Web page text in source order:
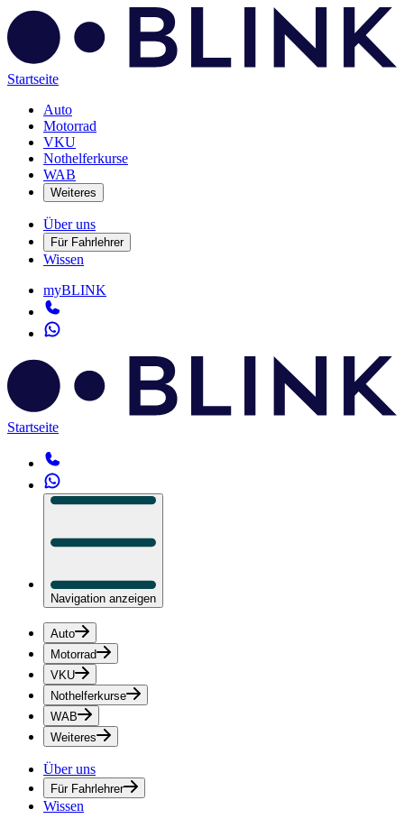
Startseite
Auto
Motorrad
VKU
Nothelferkurse
WAB
Weiteres
Über uns
Für Fahrlehrer
Wissen
myBLINK
Startseite
Navigation anzeigen
Auto
Motorrad
VKU
Nothelferkurse
WAB
Weiteres
Über uns
Für Fahrlehrer
Wissen